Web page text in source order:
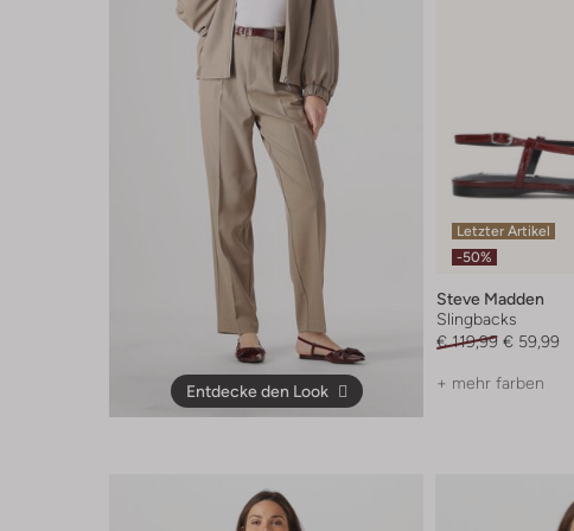
Entdecke den Look
Letzter Artikel
-50%
Steve Madden
Slingbacks
€ 119,99 € 59,99
+ mehr farben